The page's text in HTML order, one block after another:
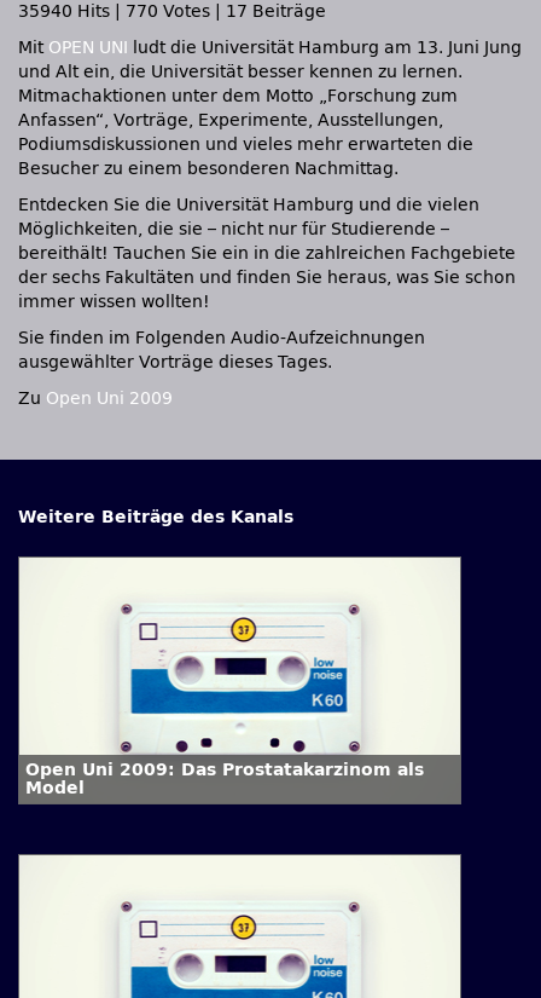
35940 Hits
770 Votes
17 Beiträge
Mit OPEN UNI ludt die Universität Hamburg am 13. Juni Jung
und Alt ein, die Universität besser kennen zu lernen.
Mitmachaktionen unter dem Motto „Forschung zum
Anfassen“, Vorträge, Experimente, Ausstellungen,
Podiumsdiskussionen und vieles mehr erwarteten die
Besucher zu einem besonderen Nachmittag.
Entdecken Sie die Universität Hamburg und die vielen
Möglichkeiten, die sie – nicht nur für Studierende –
bereithält! Tauchen Sie ein in die zahlreichen Fachgebiete
der sechs Fakultäten und finden Sie heraus, was Sie schon
immer wissen wollten!
Sie finden im Folgenden Audio-Aufzeichnungen
ausgewählter Vorträge dieses Tages.
Zu Open Uni 2009
Weitere Beiträge des Kanals
Open Uni 2009: Das Prostatakarzinom als
Model